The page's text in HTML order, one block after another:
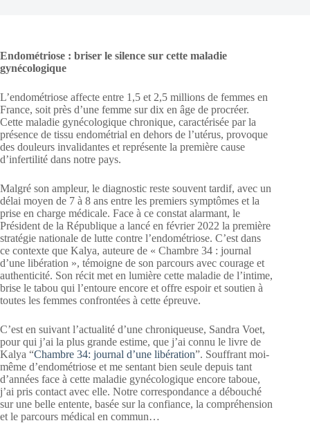
Endométriose : briser le silence sur cette maladie
gynécologique
L’endométriose affecte entre 1,5 et 2,5 millions de femmes en
France, soit près d’une femme sur dix en âge de procréer.
Cette maladie gynécologique chronique, caractérisée par la
présence de tissu endométrial en dehors de l’utérus, provoque
des douleurs invalidantes et représente la première cause
d’infertilité dans notre pays.
Malgré son ampleur, le diagnostic reste souvent tardif, avec un
délai moyen de 7 à 8 ans entre les premiers symptômes et la
prise en charge médicale. Face à ce constat alarmant, le
Président de la République a lancé en février 2022 la première
stratégie nationale de lutte contre l’endométriose. C’est dans
ce contexte que Kalya, auteure de « Chambre 34 : journal
d’une libération », témoigne de son parcours avec courage et
authenticité. Son récit met en lumière cette maladie de l’intime,
brise le tabou qui l’entoure encore et offre espoir et soutien à
toutes les femmes confrontées à cette épreuve.
C’est en suivant l’actualité d’une chroniqueuse, Sandra Voet,
pour qui j’ai la plus grande estime, que j’ai connu le livre de
Kalya “Chambre 34: journal d’une libération”. Souffrant moi-
même d’endométriose et me sentant bien seule depuis tant
d’années face à cette maladie gynécologique encore taboue,
j’ai pris contact avec elle. Notre correspondance a débouché
sur une belle entente, basée sur la confiance, la compréhension
et le parcours médical en commun…